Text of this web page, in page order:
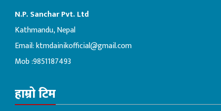
N.P. Sanchar Pvt. Ltd
Kathmandu, Nepal
Email:ktmdainikofficial@gmail.com
Mob :9851187493
हाम्रो टिम